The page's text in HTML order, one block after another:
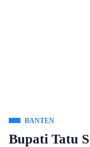
BANTEN
Bupati Tatu